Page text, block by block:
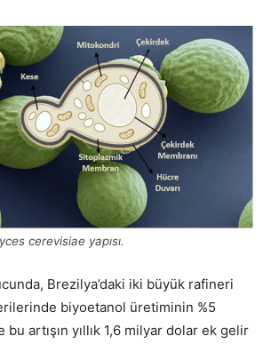
cerevisiae yapısı.
Brezilya’daki iki büyük rafineri
biyoetanol üretiminin %5
bu artışın yıllık 1,6 milyar dolar ek gelir